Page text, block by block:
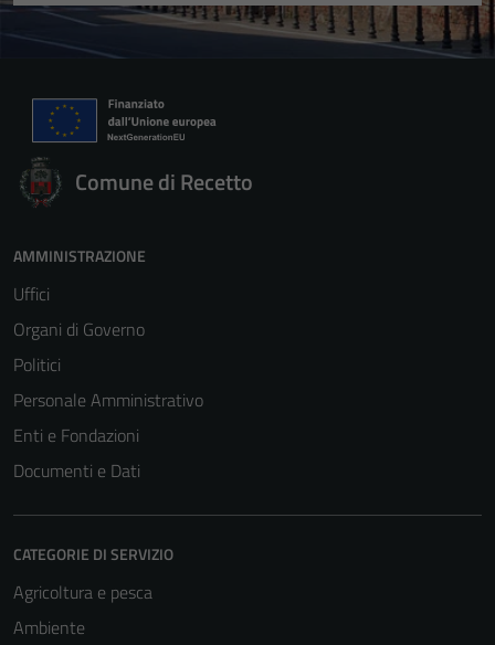
Comune di Recetto
AMMINISTRAZIONE
Uffici
Organi di Governo
Politici
Personale Amministrativo
Enti e Fondazioni
Documenti e Dati
CATEGORIE DI SERVIZIO
Agricoltura e pesca
Ambiente